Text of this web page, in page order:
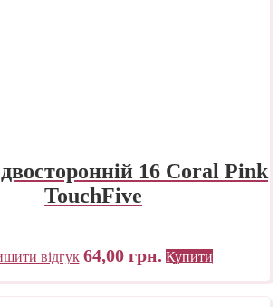
16 Coral Pink
TouchFive
відгук 64,00 грн. Купити